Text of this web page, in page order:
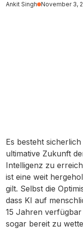
Ankit Singh November 3,
Es besteht
ultimative Zukunft
Intelligenz zu
ist eine weit
gilt. Selbst die
dass KI auf
15 Jahren
sogar bereit zu